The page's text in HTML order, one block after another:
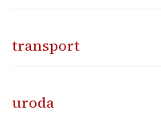
transport
uroda